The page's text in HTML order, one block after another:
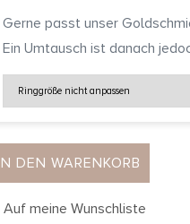
Gerne passt unser
Ein Umtausch ist danach
DEN WARENKORB
Auf meine Wunschliste